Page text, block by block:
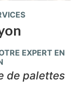
EXPERT EN
de palettes